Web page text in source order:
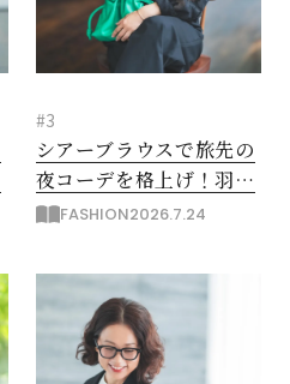
#3
シアーブラウスで旅先の
夜コーデを格上げ！羽織
り＆着こなし2スタイル
FASHION2026.7.24